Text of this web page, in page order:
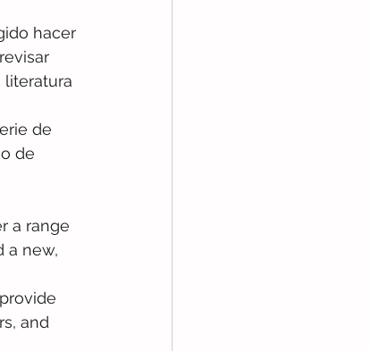
hacer
literatura
de
de
a range
a new,
and